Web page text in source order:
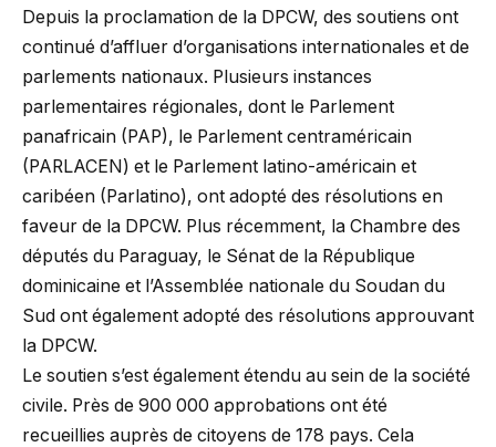
Depuis la proclamation de la DPCW, des soutiens ont
continué d’affluer d’organisations internationales et de
parlements nationaux. Plusieurs instances
parlementaires régionales, dont le Parlement
panafricain (PAP), le Parlement centraméricain
(PARLACEN) et le Parlement latino-américain et
caribéen (Parlatino), ont adopté des résolutions en
faveur de la DPCW. Plus récemment, la Chambre des
députés du Paraguay, le Sénat de la République
dominicaine et l’Assemblée nationale du Soudan du
Sud ont également adopté des résolutions approuvant
la DPCW.
Le soutien s’est également étendu au sein de la société
civile. Près de 900 000 approbations ont été
recueillies auprès de citoyens de 178 pays. Cela